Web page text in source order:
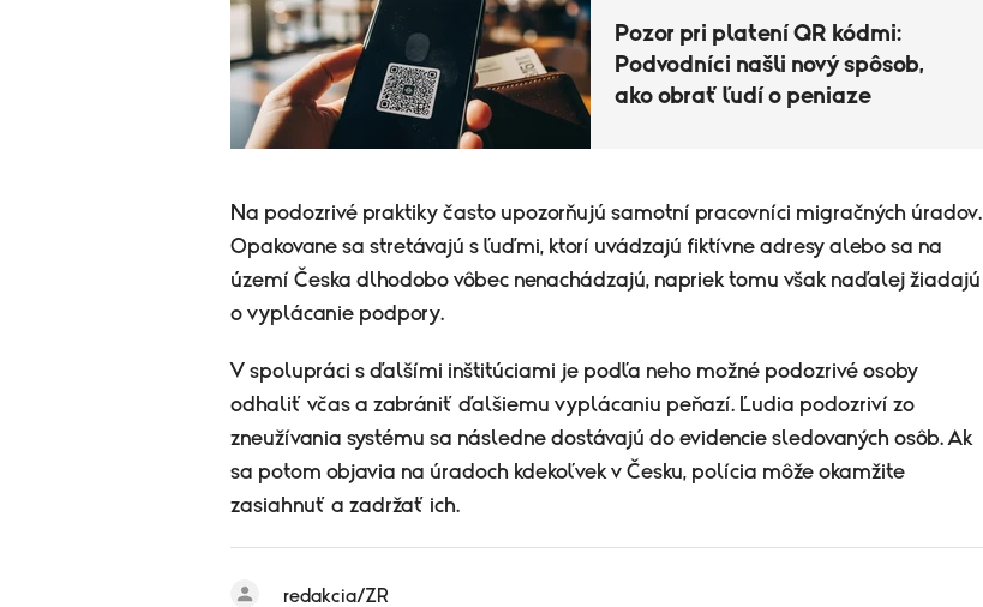
Pozor pri platení QR kódmi:
Podvodníci našli nový spôsob,
ako obrať ľudí o peniaze
Na podozrivé praktiky často upozorňujú samotní pracovníci migračných úradov.
Opakovane sa stretávajú s ľuďmi, ktorí uvádzajú fiktívne adresy alebo sa na
území Česka dlhodobo vôbec nenachádzajú, napriek tomu však naďalej žiadajú
o vyplácanie podpory.
V spolupráci s ďalšími inštitúciami je podľa neho možné podozrivé osoby
odhaliť včas a zabrániť ďalšiemu vyplácaniu peňazí. Ľudia podozriví zo
zneužívania systému sa následne dostávajú do evidencie sledovaných osôb. Ak
sa potom objavia na úradoch kdekoľvek v Česku, polícia môže okamžite
zasiahnuť a zadržať ich.
redakcia/ZR